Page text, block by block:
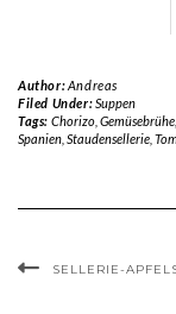
Author:Andreas
Filed Under:Suppen
Tags: Chorizo, Gemüsebrühe,
Spanien Staudensellerie
SELLERIE-